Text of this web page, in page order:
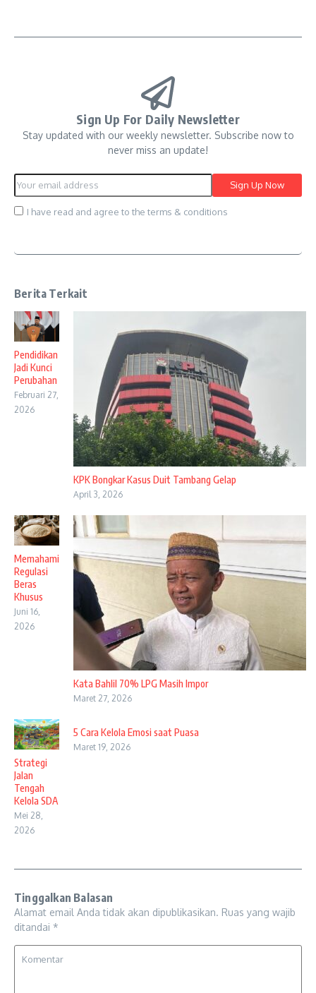
Sign Up For Daily Newsletter
Stay updated with our weekly newsletter. Subscribe now to
never miss an update!
I have read and agree to the terms & conditions
Berita Terkait
Pendidikan
Jadi Kunci
Perubahan
Februari 27,
2026
KPK Bongkar Kasus Duit Tambang Gelap
April 3, 2026
Memahami
Regulasi
Beras
Khusus
Juni 16,
2026
Kata Bahlil 70% LPG Masih Impor
Maret 27, 2026
Strategi
Jalan
Tengah
Kelola SDA
Mei 28,
2026
5 Cara Kelola Emosi saat Puasa
Maret 19, 2026
Tinggalkan Balasan
Alamat email Anda tidak akan dipublikasikan. Ruas yang wajib
ditandai *